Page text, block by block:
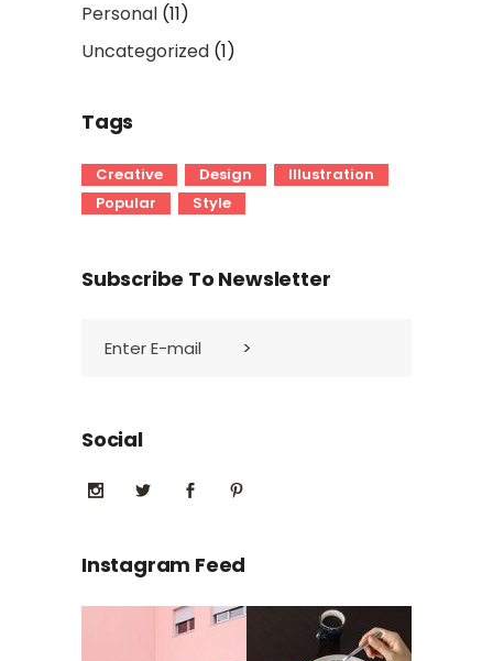
Personal (11)
Uncategorized (1)
Tags
Creative Design
Illustration
Popular
Style
Subscribe To Newsletter
Social
Instagram Feed